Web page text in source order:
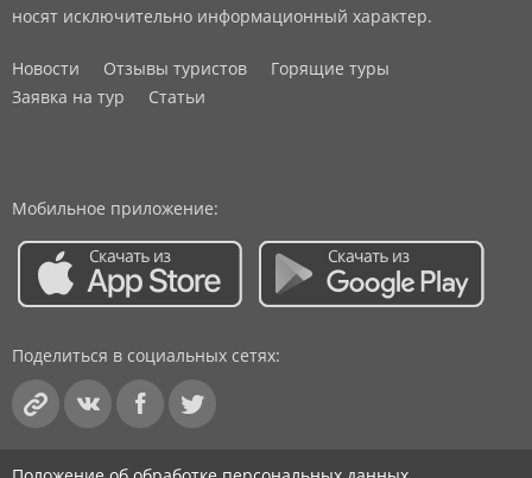
носят исключительно информационный характер.
Новости Отзывы туристов
Горящие туры
Заявка на тур
Статьи
Мобильное приложение:
Поделиться в социальных сетях: